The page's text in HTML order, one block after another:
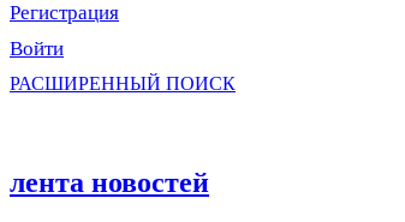
Регистрация
Войти
РАСШИРЕННЫЙ ПОИСК
лента новостей